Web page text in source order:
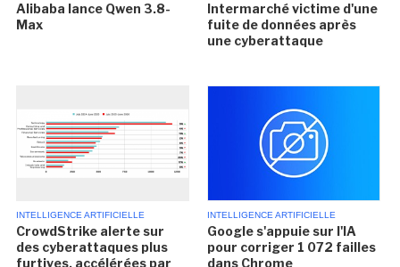
Alibaba lance Qwen 3.8-
Max
Intermarché victime d'une
fuite de données après
une cyberattaque
INTELLIGENCE ARTIFICIELLE
CrowdStrike alerte sur
des cyberattaques plus
furtives, accélérées par
INTELLIGENCE ARTIFICIELLE
Google s'appuie sur l'IA
pour corriger 1 072 failles
dans Chrome